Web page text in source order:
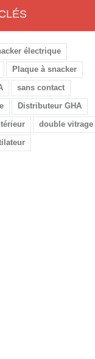
électrique
Plaque à snacker
sans contact
Distributeur GHA
double vitrage